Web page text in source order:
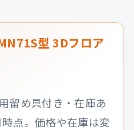
型 3Dフロア
留め具付き・在庫あ
点。価格や在庫は変